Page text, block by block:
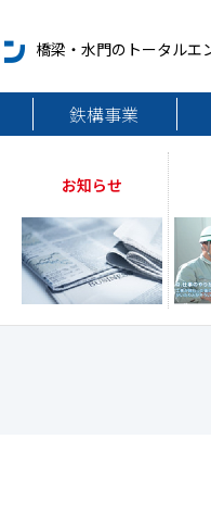
橋梁・水門のトータルエ
鉄構事業
お知らせ